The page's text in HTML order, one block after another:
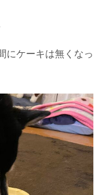
にケーキは無くなっ